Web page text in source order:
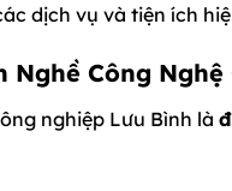
dịch vụ và tiện ích
Công Nghệ
nghiệp Lưu Bình là